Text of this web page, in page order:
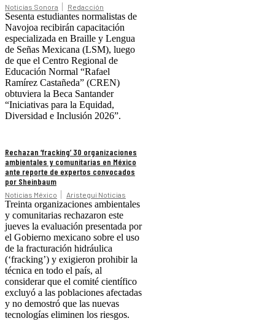
Noticias Sonora Redacción
Sesenta estudiantes normalistas de
Navojoa recibirán capacitación
especializada en Braille y Lengua
de Señas Mexicana (LSM), luego
de que el Centro Regional de
Educación Normal “Rafael
Ramírez Castañeda” (CREN)
obtuviera la Beca Santander
“Iniciativas para la Equidad,
Diversidad e Inclusión 2026”.
Rechazan ‘fracking’ 30 organizaciones
ambientales y comunitarias en México
ante reporte de expertos convocados
por Sheinbaum
Noticias México Aristegui Noticias
Treinta organizaciones ambientales
y comunitarias rechazaron este
jueves la evaluación presentada por
el Gobierno mexicano sobre el uso
de la fracturación hidráulica
(‘fracking’) y exigieron prohibir la
técnica en todo el país, al
considerar que el comité científico
excluyó a las poblaciones afectadas
y no demostró que las nuevas
tecnologías eliminen los riesgos.